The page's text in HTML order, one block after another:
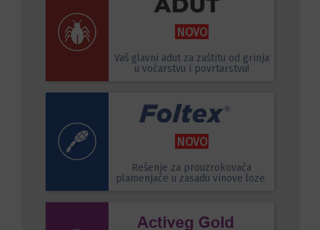
NOVO
Vaš glavni adut za zaštitu od grinja
u voćarstvu i povrtarstvu!
NOVO
Rešenje za prouzrokovača
plamenjače u zasadu vinove loze.